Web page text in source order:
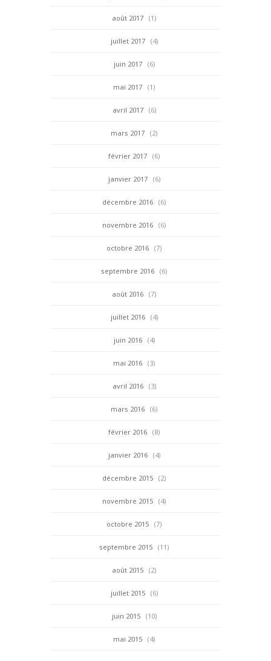
août 2017 (1)
juillet 2017 (4)
juin 2017 (6)
mai 2017 (1)
avril 2017 (6)
mars 2017 (2)
février 2017 (6)
janvier 2017 (6)
décembre 2016 (6)
novembre 2016 (6)
octobre 2016 (7)
septembre 2016 (6)
août 2016 (7)
juillet 2016 (4)
juin 2016 (4)
mai 2016 (3)
avril 2016 (3)
mars 2016 (6)
février 2016 (8)
janvier 2016 (4)
décembre 2015 (2)
novembre 2015 (4)
octobre 2015 (7)
septembre 2015 (11)
août 2015 (2)
juillet 2015 (6)
juin 2015 (10)
mai 2015 (4)